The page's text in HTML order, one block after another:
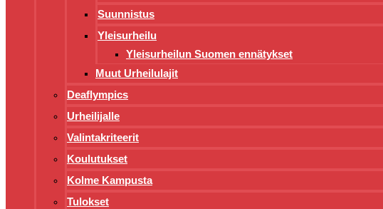
Suunnistus
Yleisurheilu
Yleisurheilun Suomen ennätykset
Muut Urheilulajit
Deaflympics
Urheilijalle
Valintakriteerit
Koulutukset
Kolme Kampusta
Tulokset